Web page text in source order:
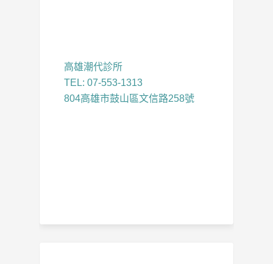
高雄潮代診所
TEL: 07-553-1313
804高雄市鼓山區文信路258號